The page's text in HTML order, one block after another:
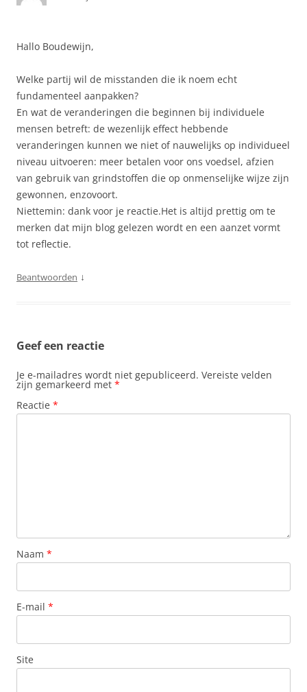
Hallo Boudewijn,
Welke partij wil de misstanden die ik noem echt
fundamenteel aanpakken?
En wat de veranderingen die beginnen bij individuele
mensen betreft: de wezenlijk effect hebbende
veranderingen kunnen we niet of nauwelijks op individueel
niveau uitvoeren: meer betalen voor ons voedsel, afzien
van gebruik van grindstoffen die op onmenselijke wijze zijn
gewonnen, enzovoort.
Niettemin: dank voor je reactie.Het is altijd prettig om te
merken dat mijn blog gelezen wordt en een aanzet vormt
tot reflectie.
Beantwoorden ↓
Geef een reactie
Je e-mailadres wordt niet gepubliceerd. Vereiste velden
zijn gemarkeerd met *
Reactie *
Naam *
E-mail *
Site